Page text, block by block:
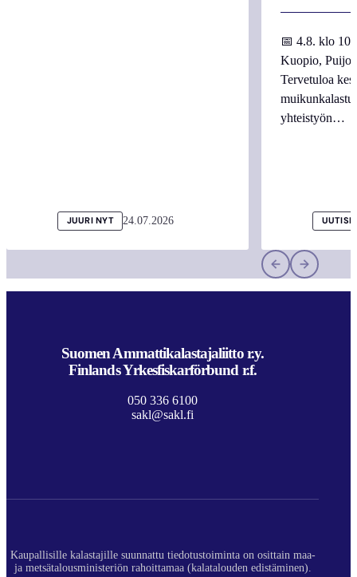
JUURI NYT 24.07.2026
📅 4.8. klo
Kuopio,
Tervetuloa
yhteistyön…
Suomen Ammattikalastajaliitto r.y.
Finlands Yrkesfiskarförbund r.f.
050 336 6100
sakl@sakl.fi
Kaupallisille kalastajille suunnattu tiedotustoiminta on osittain maa-
ja metsätalousministeriön rahoittamaa (kalatalouden edistäminen).